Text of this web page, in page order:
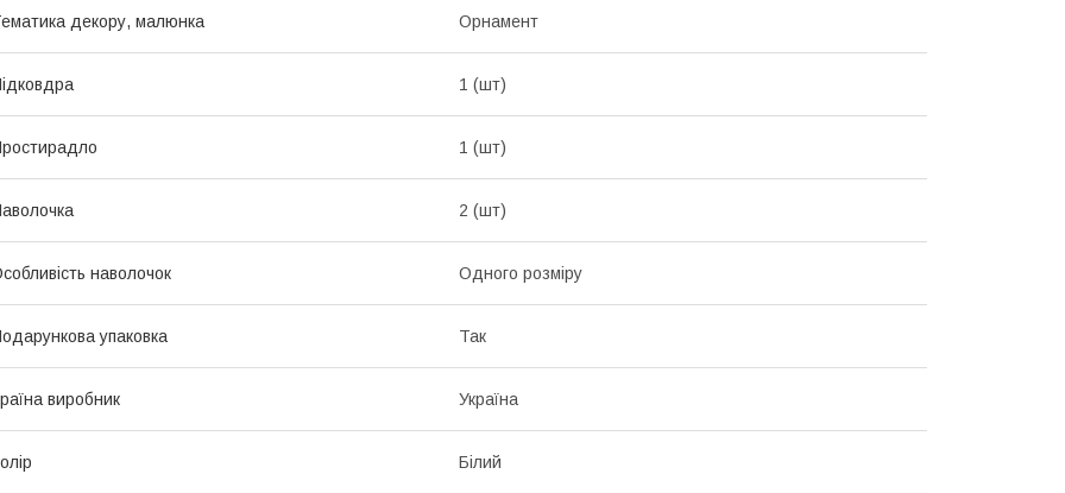
декору, малюнка Орнамент
1 (шт)
1 (шт)
2 (шт)
наволочок Одного розміру
упаковка Так
виробник Україна
Білий